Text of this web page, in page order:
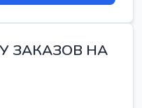
ЗАКАЗОВ НА